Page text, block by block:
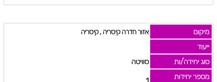
מיקום אזור חדרה קיסריה,קיסריה
ייעוד
סוג יחידה/ות
סוויטה
מספר יחידות